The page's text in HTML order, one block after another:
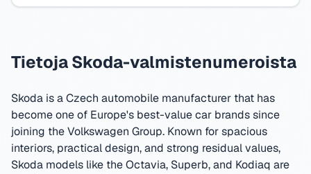
Tietoja Skoda-valmistenumeroista
Skoda is a Czech automobile manufacturer that has
become one of Europe's best-value car brands since
joining the Volkswagen Group. Known for spacious
interiors, practical design, and strong residual values,
Skoda models like the Octavia, Superb, and Kodiaq are